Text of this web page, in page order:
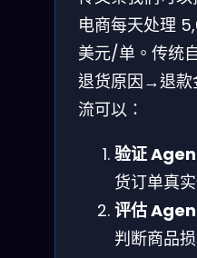
电商每天处理
美元/单。传统
退货原因→退款
流可以：
验证
货订单真
评估
判断商品